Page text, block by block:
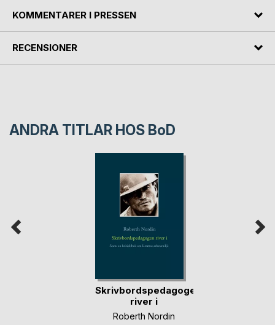
KOMMENTARER I PRESSEN
RECENSIONER
ANDRA TITLAR HOS BoD
Skrivbordspedagogen
river i
Roberth Nordin